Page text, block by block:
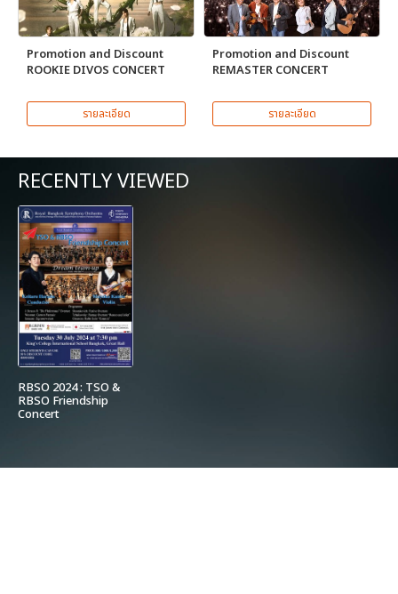
Promotion and Discount
ROOKIE DIVOS CONCERT
รายละเอียด
Promotion and Discount
REMASTER CONCERT
รายละเอียด
RECENTLY VIEWED
RBSO 2024 : TSO &
RBSO Friendship
Concert